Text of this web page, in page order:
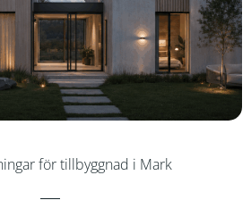
för tillbyggnad i Mark